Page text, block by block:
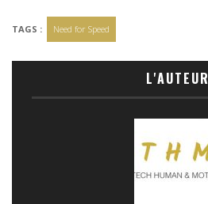
TAGS : Need for Speed
L'AUTEUR